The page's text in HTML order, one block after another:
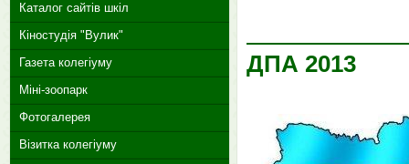
ДПА 2013
Каталог сайтів шкіл
Кіностудія "Вулик"
Газета колегіуму
Міні-зоопарк
Фотогалерея
Візитка колегіуму